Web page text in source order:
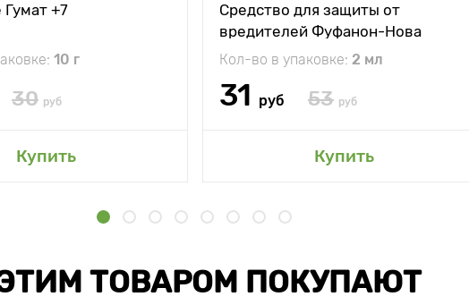
+7
10 г
30 руб
Купить
Средство для защиты от
вредителей Фуфанон-Нова
Кол-во в упаковке: 2 мл
31 руб 53 руб
Купить
ТОВАРОМ ПОКУПАЮТ